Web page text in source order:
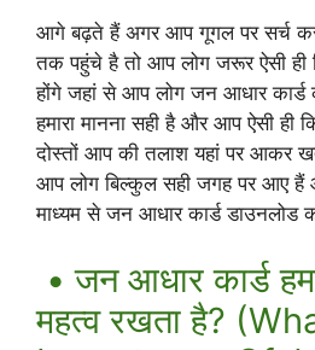
आगे बढ़ते हैं अगर आप गूगल पर सर्च
तक पहुंचे है तो आप लोग जरूर ऐसी ही
होंगे जहां से आप लोग जन आधार
हमारा मानना सही है और आप ऐसी ही
दोस्तों आप की तलाश यहां पर आकर
आप लोग बिल्कुल सही जगह पर आए हैं
माध्यम से जन आधार कार्ड डाउनलोड
• जन आधार कार्ड
महत्व रखता है?